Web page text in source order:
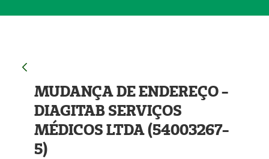
MUDANÇA DE ENDEREÇO -
DIAGITAB SERVIÇOS
MÉDICOS LTDA (54003267-
5)